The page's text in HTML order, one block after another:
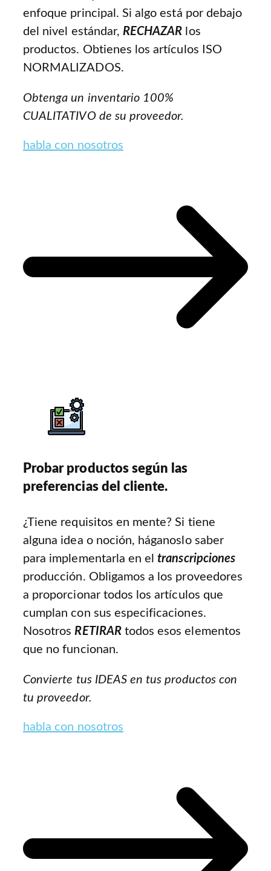
enfoque principal. Si algo está por debajo
del nivel estándar,RECHAZAR los
productos. Obtienes los artículos ISO
NORMALIZADOS.
Obtenga un inventario 100%
CUALITATIVO de su proveedor.
habla con nosotros
Probar productos según las
preferencias del cliente.
¿Tiene requisitos en mente? Si tiene
alguna idea o noción, háganoslo saber
para implementarla en eltranscripciones
producción. Obligamos a los proveedores
a proporcionar todos los artículos que
cumplan con sus especificaciones.
Nosotros RETIRARtodos esos elementos
que no funcionan.
Convierte tus IDEAS en tus productos con
tu proveedor.
habla con nosotros